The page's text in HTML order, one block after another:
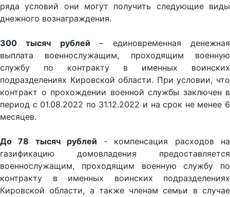
ряда условий они могут получить следующие виды
днежного вознаграждения.
300 тысяч рублей– единовременная денежная
выплата военнослужащим, проходящим военную
службу по контракту в именных воинских
подразделениях Кировской области. При условии, что
контракт о прохождении военной службы заключен в
период с 01.08.2022 по 31.12.2022 и на срок не менее 6
месяцев.
До 78 тысяч рублей - компенсация расходов на
газификацию домовладения предоставляется
военнослужащим, проходящим военную службу по
контракту в именных воинских подразделениях
Кировской области, а также членам семьи в случае